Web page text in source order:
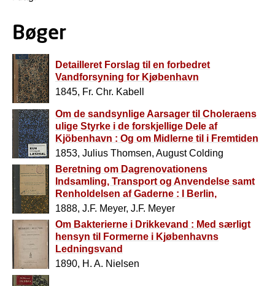
Bøger
Detailleret Forslag til en forbedret
Vandforsyning for Kjøbenhavn
1845, Fr. Chr. Kabell
Om de sandsynlige Aarsager til Choleraens
ulige Styrke i de forskjellige Dele af
Kjöbenhavn : Og om Midlerne til i Fremtiden
at formindske Sygdommens Styrke
1853, Julius Thomsen, August Colding
Beretning om Dagrenovationens
Indsamling, Transport og Anvendelse samt
Renholdelsen af Gaderne : I Berlin,
Hamburg, Dresden, Frankfurt, Wiesbaden,
Straszburg, Køln, Kiel og Paris. Meddelt ved
det hygiejniske Lægemøde
1888, J.F. Meyer, J.F. Meyer
Om Bakterierne i Drikkevand : Med særligt
hensyn til Formerne i Kjøbenhavns
Ledningsvand
1890, H. A. Nielsen